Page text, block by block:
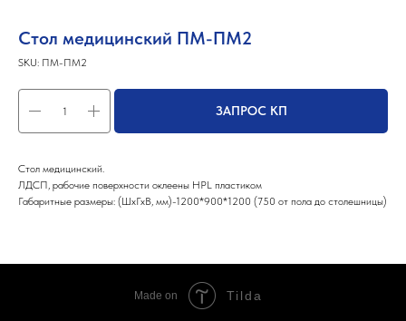
Стол медицинский ПМ-ПМ2
SKU: ПМ-ПМ2
ЗАПРОС КП
Стол медицинский.
ЛДСП, рабочие поверхности оклеены HPL пластиком
Габаритные размеры: (ШхГхВ, мм)-1200*900*1200 (750 от пола до столешницы)
Made on Tilda